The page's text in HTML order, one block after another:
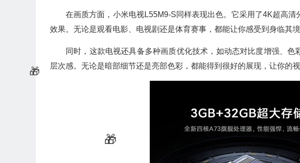
在画质方面，小米电视L55M9-S同样表现出色。它采用了4K超高
效果。无论是观看电影、电视剧还是体育赛事，都能让你感受到身临其境
同时，这款电视还具备多种画质优化技术，如动态对比度增强、
层次感。无论是暗部细节还是亮部色彩，都能得到很好的展现，让你的